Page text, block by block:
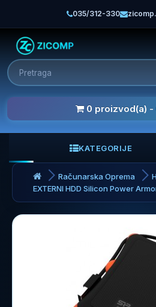
035/312-330
0 proizvod(a) -
KATEGORIJE
Računarska Oprema
EXTERNI HDD Silicon Power